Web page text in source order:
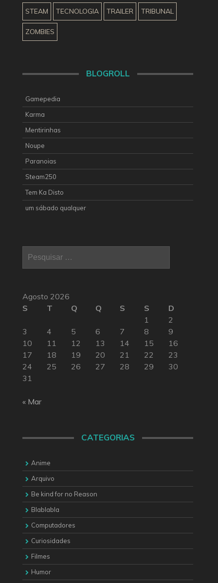
STEAM TECNOLOGIA TRAILER TRIBUNAL
ZOMBIES
BLOGROLL
Gamepedia
Karma
Mentirinhas
Noupe
Paranoias
Steam250
Tem Ka Disto
um sábado qualquer
Pesquisar
Agosto 2026
S
T Q Q S S
D
1
2
3
4 5 6 7 8
9
10
11 12 13 14 15
16
17
18 19 20 21 22
23
24
25 26 27 28 29
30
31
« Mar
CATEGORIAS
Anime
Arquivo
Be kind for no Reason
Blablabla
Computadores
Curiosidades
Filmes
Humor